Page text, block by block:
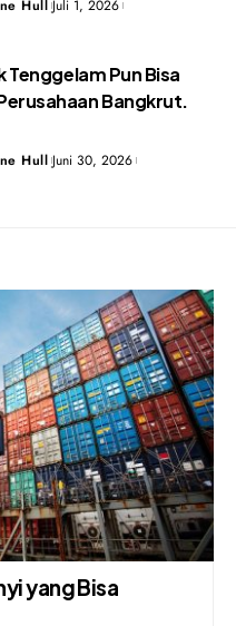
Hull Juli 1, 2026
Tenggelam Pun Bisa
Bangkrut.
Hull Juni 30, 2026
yang Bisa